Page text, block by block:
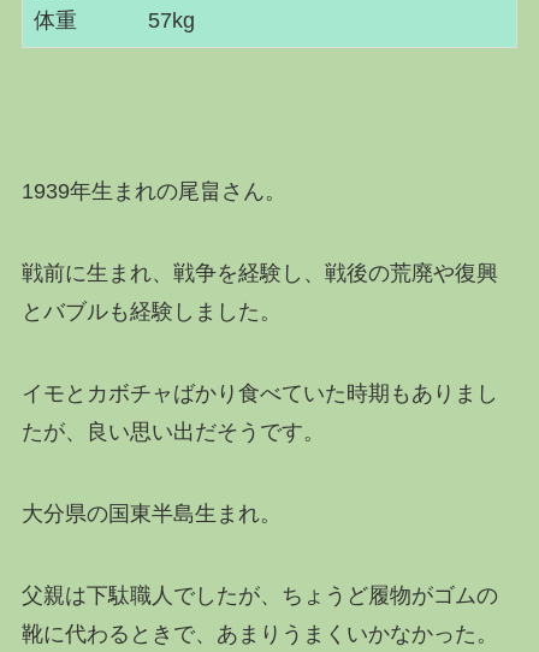
体重
57kg
1939年生まれの尾畠さん。
戦前に生まれ、戦争を経験し、戦後の荒廃や復興
とバブルも経験しました。
イモとカボチャばかり食べていた時期もありまし
たが、良い思い出だそうです。
大分県の国東半島生まれ。
父親は下駄職人でしたが、ちょうど履物がゴムの
靴に代わるときで、あまりうまくいかなかった。